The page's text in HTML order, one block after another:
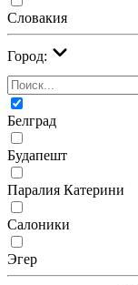
Словакия
Город:
Белград
Будапешт
Паралия Катерини
Салоники
Эгер